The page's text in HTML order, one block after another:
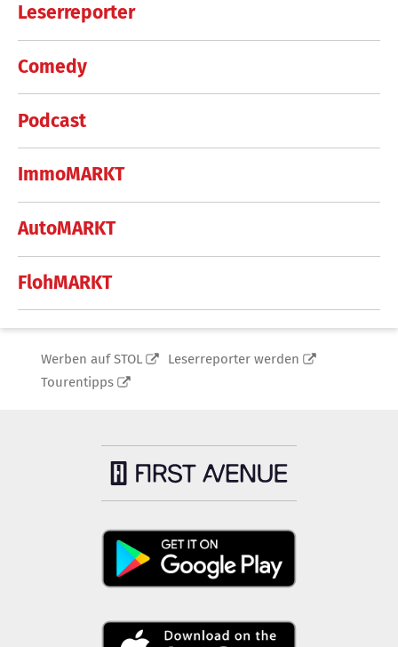
Leserreporter
Comedy
Podcast
ImmoMARKT
AutoMARKT
FlohMARKT
Werben auf STOL
Leserreporter werden
Tourentipps